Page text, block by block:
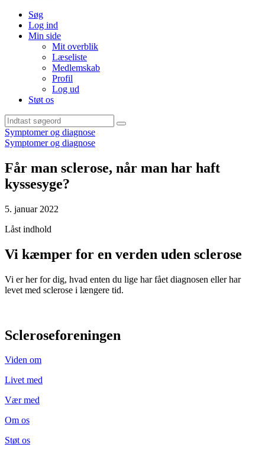
Søg
Log ind
Min side
Mit overblik
Læseliste
Medlemskab
Profil
Log ud
Støt os
Sideindhold
Symptomer og diagnose
Symptomer og diagnose
Får man sclerose, når man har haft
kyssesyge?
5. januar 2022
Primært
Låst indhold
Vi kæmper for en verden uden sclerose
Vi er her for dig, hvad enten du lige har fået diagnosen eller har
levet med sclerose i længere tid.
Scleroseforeningen
Viden om
Livet med
Vær med
Om os
Støt os